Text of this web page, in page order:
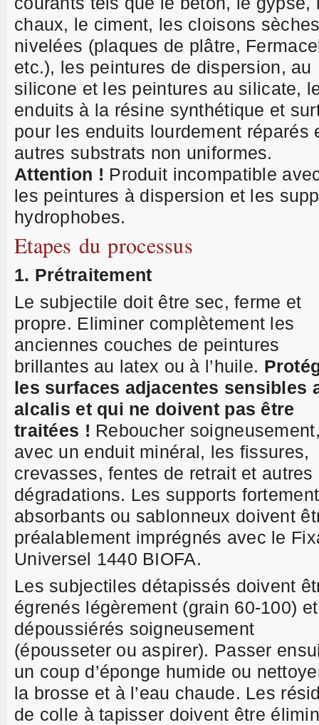
chaux, le ciment, les cloisons
nivelées (plaques de plâtre,
etc.), les peintures de dispersion, au
silicone et les peintures au silicate,
enduits à la résine synthétique et
pour les enduits lourdement réparés
autres substrats non uniformes.
Attention ! Produit incompatible
les peintures à dispersion et les
hydrophobes.
Etapes du processus
1. Prétraitement
Le subjectile doit être sec, ferme et
propre. Eliminer complètement les
anciennes couches de peintures
brillantes au latex ou à l’huile.
les surfaces adjacentes sensibles
alcalis et qui ne doivent pas être
traitées ! Reboucher
avec un enduit minéral, les fissures,
crevasses, fentes de retrait et autres
dégradations. Les supports fortement
absorbants ou sablonneux doivent
préalablement imprégnés avec le
Universel 1440 BIOFA.
Les subjectiles détapissés doivent
égrenés légèrement (grain 60-100) et
dépoussiérés soigneusement
(épousseter ou aspirer). Passer
un coup d’éponge humide ou
la brosse et à l’eau chaude. Les
de colle à tapisser doivent être